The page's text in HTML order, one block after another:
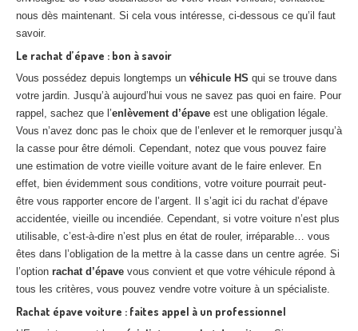
nous dès maintenant. Si cela vous intéresse, ci-dessous ce qu’il faut
savoir.
Le rachat d’épave : bon à savoir
Vous possédez depuis longtemps un véhicule HS qui se trouve dans
votre jardin. Jusqu’à aujourd’hui vous ne savez pas quoi en faire. Pour
rappel, sachez que l’enlèvement d’épave est une obligation légale.
Vous n’avez donc pas le choix que de l’enlever et le remorquer jusqu’à
la casse pour être démoli. Cependant, notez que vous pouvez faire
une estimation de votre vieille voiture avant de le faire enlever. En
effet, bien évidemment sous conditions, votre voiture pourrait peut-
être vous rapporter encore de l’argent. Il s’agit ici du rachat d’épave
accidentée, vieille ou incendiée. Cependant, si votre voiture n’est plus
utilisable, c’est-à-dire n’est plus en état de rouler, irréparable… vous
êtes dans l’obligation de la mettre à la casse dans un centre agrée. Si
l’option rachat d’épave vous convient et que votre véhicule répond à
tous les critères, vous pouvez vendre votre voiture à un spécialiste.
Rachat épave voiture : faites appel à un professionnel